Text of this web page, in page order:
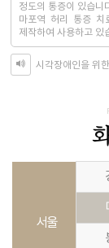
정도의 통증이 있습니
마포역 허리 통증 치
제작하여 사용하고 있
시각장애인을 위
서울